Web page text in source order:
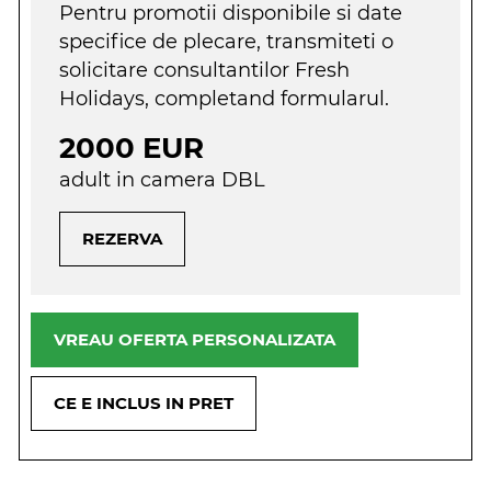
Pentru promotii disponibile si date
specifice de plecare, transmiteti o
solicitare consultantilor Fresh
Holidays, completand formularul.
2000 EUR
adult in camera DBL
REZERVA
VREAU OFERTA PERSONALIZATA
CE E INCLUS IN PRET